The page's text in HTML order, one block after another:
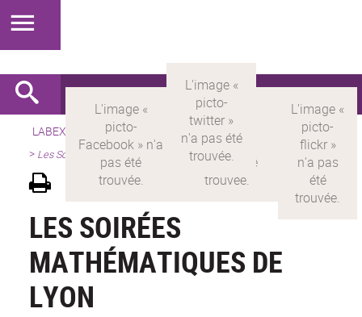
LABEX > LABEX MILYON Version française
Présentation
> Les Soirées Mathématiques de Lyon
LES SOIRÉES
MATHÉMATIQUES DE
LYON